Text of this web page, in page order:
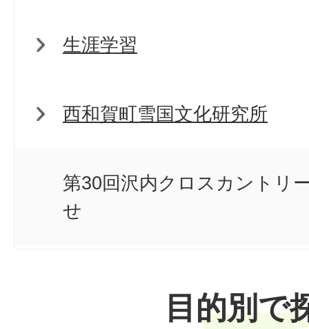
生涯学習
西和賀町雪国文化研究所
第30回沢内クロスカントリ
せ
目的別で